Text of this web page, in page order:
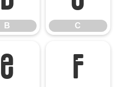
B C
E F